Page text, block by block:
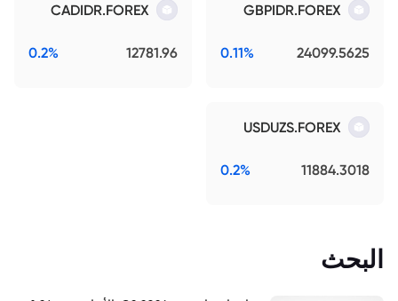
GBPIDR.FOREX
24099.5625
0.11%
CADIDR.FOREX
12781.96
0.2%
USDUZS.FOREX
11884.3018
0.2%
البحث